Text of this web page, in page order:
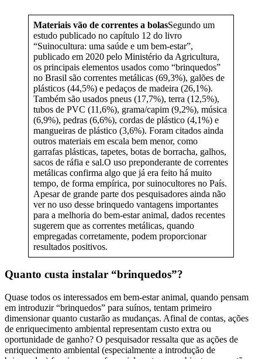
Materiais vão de correntes a bolasSegundo um
estudo publicado no capítulo 12 do livro
“Suinocultura: uma saúde e um bem-estar”,
publicado em 2020 pelo Ministério da Agricultura,
os principais elementos usados como “brinquedos”
no Brasil são correntes metálicas (69,3%), galões de
plásticos (44,5%) e pedaços de madeira (26,1%).
Também são usados pneus (17,7%), terra (12,5%),
tubos de PVC (11,6%), grama/capim (9,2%), música
(6,9%), pedras (6,6%), cordas de plástico (4,1%) e
mangueiras de plástico (3,6%). Foram citados ainda
outros materiais em escala bem menor, como
garrafas plásticas, tapetes, botas de borracha, galhos,
sacos de ráfia e sal.O uso preponderante de correntes
metálicas confirma algo que já era feito há muito
tempo, de forma empírica, por suinocultores no País.
Apesar de grande parte dos pesquisadores ainda não
ver no uso desse brinquedo vantagens importantes
para a melhoria do bem-estar animal, dados recentes
sugerem que as correntes metálicas, quando
empregadas corretamente, podem proporcionar
resultados positivos.
Quanto custa instalar “brinquedos”?
Quase todos os interessados em bem-estar animal, quando pensam
em introduzir “brinquedos” para suínos, tentam primeiro
dimensionar quanto custarão as mudanças. Afinal de contas, ações
de enriquecimento ambiental representam custo extra ou
oportunidade de ganho? O pesquisador ressalta que as ações de
enriquecimento ambiental (especialmente a introdução de